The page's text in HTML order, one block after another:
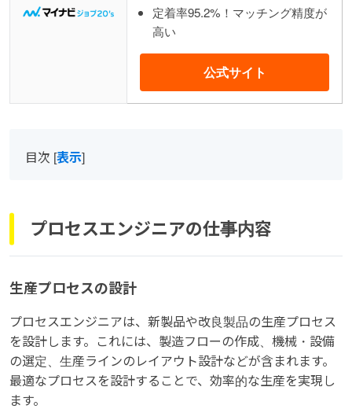
定着率95.2%！マッチング精度が
高い
公式サイト
目次 [表示]
プロセスエンジニアの仕事内容
生産プロセスの設計
プロセスエンジニアは、新製品や改良製品の生産プロセス
を設計します。これには、製造フローの作成、機械・設備
の選定、生産ラインのレイアウト設計などが含まれます。
最適なプロセスを設計することで、効率的な生産を実現し
ます。